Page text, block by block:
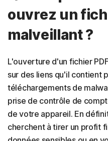
ouvrez un
malveillant ?
L'ouverture d'un fichier
sur des liens qu'il contient
téléchargements de
prise de contrôle de
de votre appareil. En
cherchent à tirer un profit